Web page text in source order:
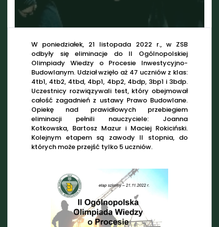
W poniedziałek, 21 listopada 2022 r., w ZSB
odbyły się eliminacje do II Ogólnopolskiej
Olimpiady Wiedzy o Procesie Inwestycyjno-
Budowlanym. Udział wzięło aż 47 uczniów z klas:
4tb1, 4tb2, 4tbd, 4bp1, 4bp2, 4bdp, 3bp1 i 3bdp.
Uczestnicy rozwiązywali test, który obejmował
całość zagadnień z ustawy Prawo Budowlane.
Opiekę nad prawidłowych przebiegiem
eliminacji pełnili nauczyciele: Joanna
Kotkowska, Bartosz Mazur i Maciej Rokiciński.
Kolejnym etapem są zawody II stopnia, do
których może przejść tylko 5 uczniów.